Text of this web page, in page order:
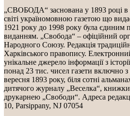
„СВОБОДА“ заснована у 1893 році
світі україномовною газетою що
1921 року до 1998 року була
виданням. „Свобода“ – офіційний
Народного Союзу. Редакція
Харківського правопису.
унікальне джерело інформації з
понад 23 тис. чисел газети включно
вересня 1893 року, біля сотні
дитячого журналу „Веселка“,
друкарнею „Свободи“. Адреса
10, Parsippany, NJ 07054